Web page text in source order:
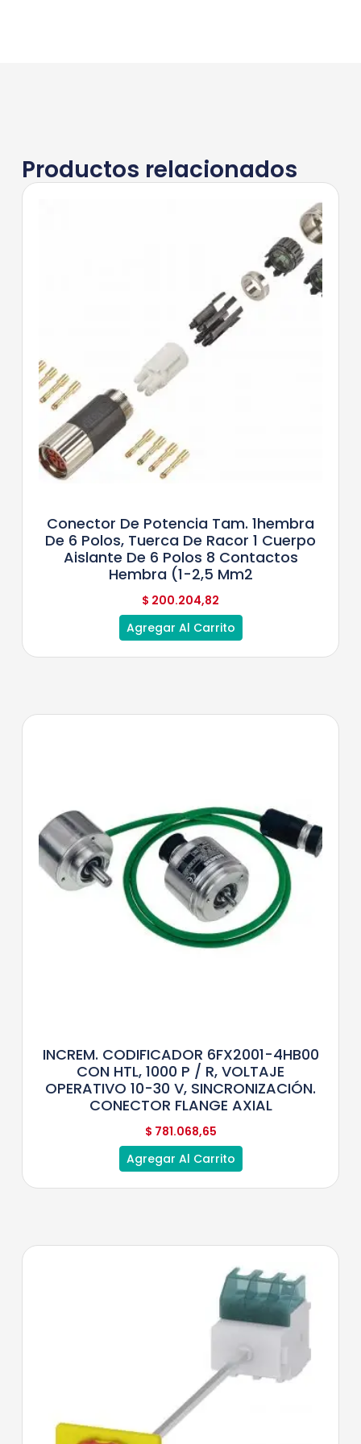
Productos relacionados
Conector De Potencia Tam. 1hembra
De 6 Polos, Tuerca De Racor 1 Cuerpo
Aislante De 6 Polos 8 Contactos
Hembra (1-2,5 Mm2
$ 200.204,82
Agregar Al Carrito
INCREM. CODIFICADOR 6FX2001-4HB00
CON HTL, 1000 P / R, VOLTAJE
OPERATIVO 10-30 V, SINCRONIZACIÓN.
CONECTOR FLANGE AXIAL
$ 781.068,65
Agregar Al Carrito